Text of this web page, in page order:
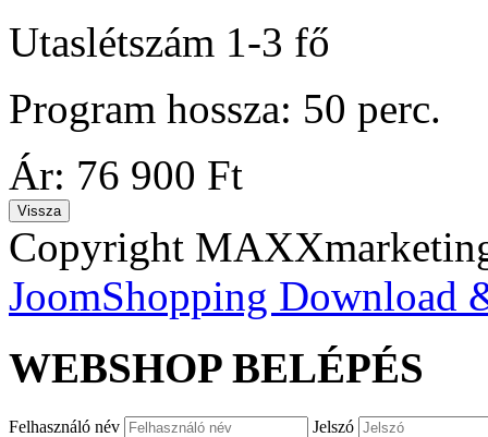
Utaslétszám 1-3 fő
Program hossza: 50 perc.
Ár: 76 900 Ft
Copyright
JoomShopping Download
WEBSHOP BELÉPÉS
Felhasználó név Jelszó